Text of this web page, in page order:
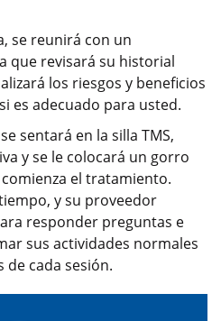
se reunirá con un
que revisará su historial
los riesgos y beneficios
es adecuado para usted.
sentará en la silla TMS,
y se le colocará un gorro
el tratamiento.
y su proveedor
responder preguntas e
sus actividades normales
cada sesión.